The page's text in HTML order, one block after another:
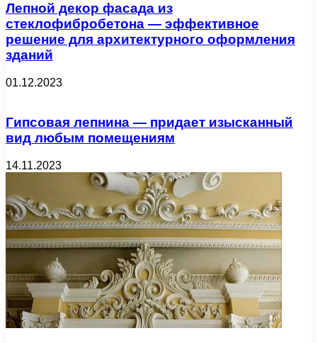
Лепной декор фасада из
стеклофибробетона — эффективное
решение для архитектурного оформления
зданий
01.12.2023
Гипсовая лепнина — придает изысканный
вид любым помещениям
14.11.2023